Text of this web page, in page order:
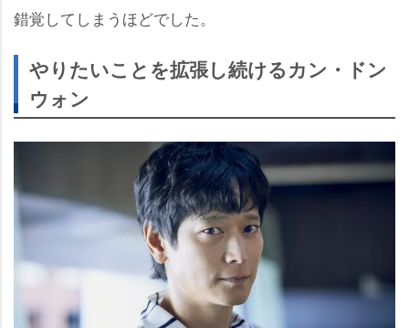
錯覚してしまうほどでした。
りたいことを拡張し続けるカン・ドン
ウォン